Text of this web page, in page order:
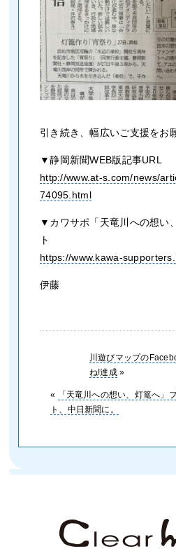
引き続き、幅広いご支援をお
▼静岡新聞WEB版記事URL
http://www.at-s.com/news/
74095.html
▼カワサポ「天竜川への想い
ト
https://www.kawa-
伊藤
川遊びマップの
ね!達成»
«
「天竜川への想い、灯篭へ」
ト、中日新聞に。